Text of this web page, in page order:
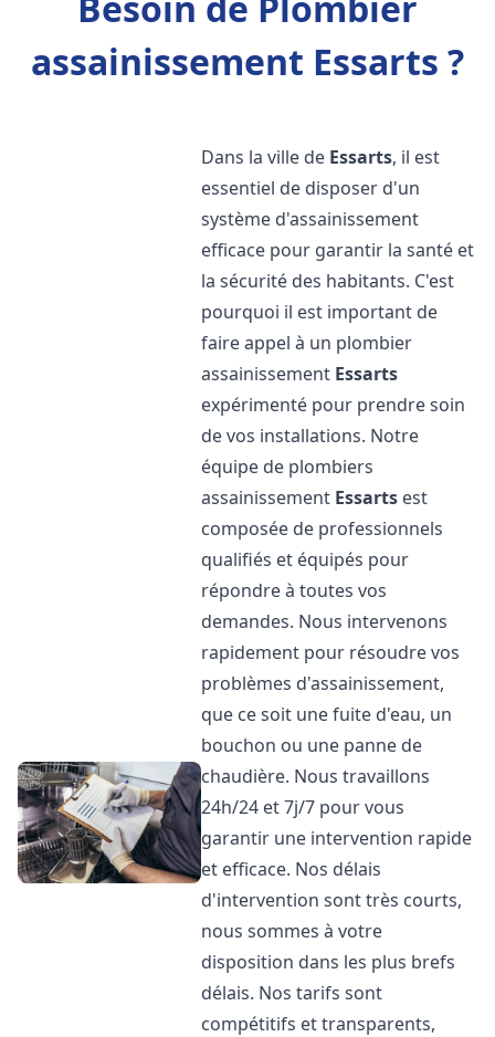
assainissement Essarts ?
Dans la ville de Essarts, il est
essentiel de disposer d'un
système d'assainissement
efficace pour garantir la santé et
la sécurité des habitants. C'est
pourquoi il est important de
faire appel à un plombier
assainissement Essarts
expérimenté pour prendre soin
de vos installations. Notre
équipe de plombiers
assainissement Essarts est
composée de professionnels
qualifiés et équipés pour
répondre à toutes vos
demandes. Nous intervenons
rapidement pour résoudre vos
problèmes d'assainissement,
que ce soit une fuite d'eau, un
bouchon ou une panne de
chaudière. Nous travaillons
24h/24 et 7j/7 pour vous
garantir une intervention rapide
et efficace. Nos délais
d'intervention sont très courts,
nous sommes à votre
disposition dans les plus brefs
délais. Nos tarifs sont
compétitifs et transparents,